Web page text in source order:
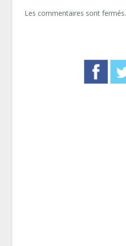
Les commentaires sont fermés.